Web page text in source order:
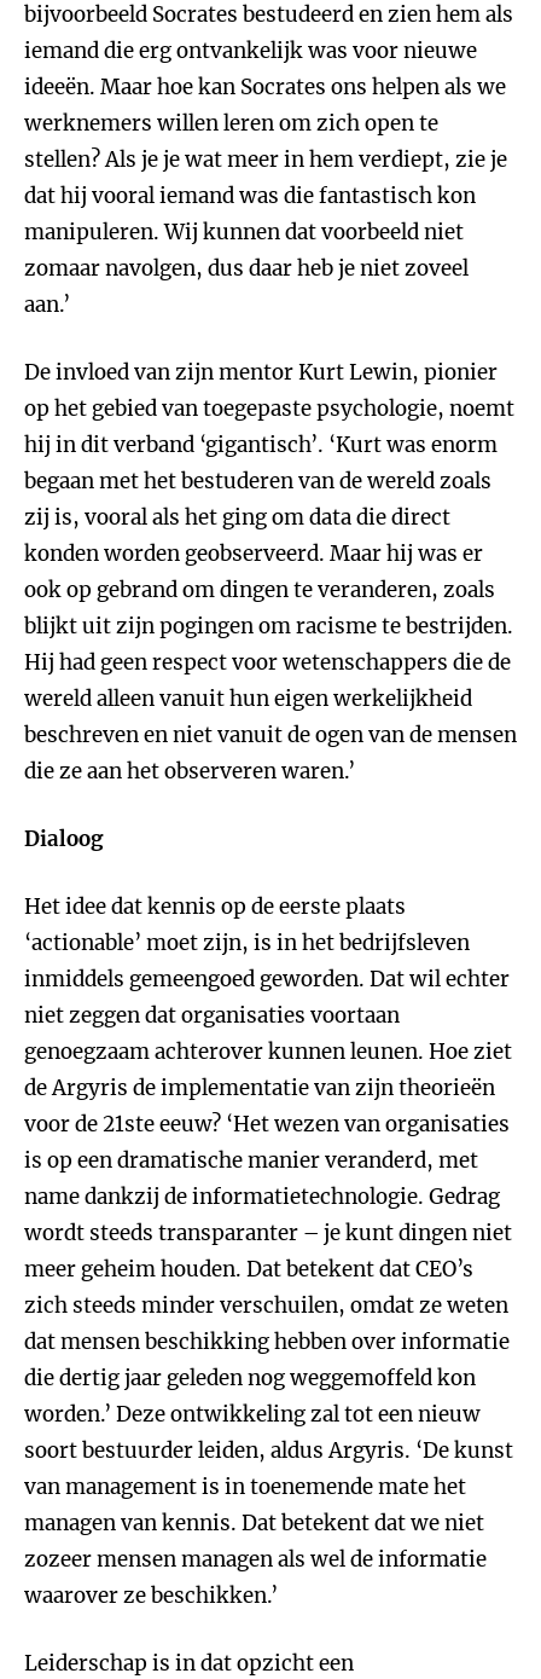
bijvoorbeeld Socrates bestudeerd en zien hem als
iemand die erg ontvankelijk was voor nieuwe
ideeën. Maar hoe kan Socrates ons helpen als we
werknemers willen leren om zich open te
stellen? Als je je wat meer in hem verdiept, zie je
dat hij vooral iemand was die fantastisch kon
manipuleren. Wij kunnen dat voorbeeld niet
zomaar navolgen, dus daar heb je niet zoveel
aan.’
De invloed van zijn mentor Kurt Lewin, pionier
op het gebied van toegepaste psychologie, noemt
hij in dit verband ‘gigantisch’. ‘Kurt was enorm
begaan met het bestuderen van de wereld zoals
zij is, vooral als het ging om data die direct
konden worden geobserveerd. Maar hij was er
ook op gebrand om dingen te veranderen, zoals
blijkt uit zijn pogingen om racisme te bestrijden.
Hij had geen respect voor wetenschappers die de
wereld alleen vanuit hun eigen werkelijkheid
beschreven en niet vanuit de ogen van de mensen
die ze aan het observeren waren.’
Dialoog
Het idee dat kennis op de eerste plaats
‘actionable’ moet zijn, is in het bedrijfsleven
inmiddels gemeengoed geworden. Dat wil echter
niet zeggen dat organisaties voortaan
genoegzaam achterover kunnen leunen. Hoe ziet
de Argyris de implementatie van zijn theorieën
voor de 21ste eeuw? ‘Het wezen van organisaties
is op een dramatische manier veranderd, met
name dankzij de informatietechnologie. Gedrag
wordt steeds transparanter – je kunt dingen niet
meer geheim houden. Dat betekent dat CEO’s
zich steeds minder verschuilen, omdat ze weten
dat mensen beschikking hebben over informatie
die dertig jaar geleden nog weggemoffeld kon
worden.’ Deze ontwikkeling zal tot een nieuw
soort bestuurder leiden, aldus Argyris. ‘De kunst
van management is in toenemende mate het
managen van kennis. Dat betekent dat we niet
zozeer mensen managen als wel de informatie
waarover ze beschikken.’
Leiderschap is in dat opzicht een